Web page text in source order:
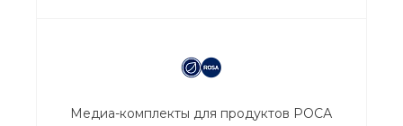
Медиа-комплекты для продуктов РОСА